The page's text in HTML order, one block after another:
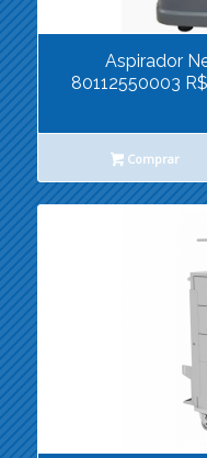
Aspirador
80112550003
Comprar